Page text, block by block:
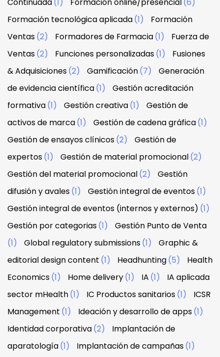
Formación tecnológica aplicada(1)
Formación
Ventas(2) Formadores de Farmacia(1)
Fuerza de
Ventas(2) Funciones personalizadas(1)
Fusiones
& Adquisiciones(2) Gamificación(7)
Generación
de evidencia científica(1)
Gestión acreditación
formativa(1) Gestión creativa(1)
Gestión de
activos de marca(1) Gestión de cadena gráfica(1)
Gestión de ensayos clínicos(2)
Gestión de
expertos(1) Gestión de material promocional(2)
Gestión del material promocional(2)
Gestión
difusión y avales(1) Gestión integral de eventos(1)
Gestión integral de eventos (internos y externos) (1)
Gestión por categorias(1)
Gestión Punto de Venta
(1)
Global regulatory submissions(1)
Graphic &
editorial design content (1) Headhunting(5)
Health
Economics(1) Home delivery(1) IA (1)
IA aplicada
sector mHealth(1) IC Productos sanitarios(1)
ICSR
Management (1) Ideación y desarrollo de apps(1)
Identidad corporativa(2)
Implantación de
aparatología(1) Implantación de campañas(1)